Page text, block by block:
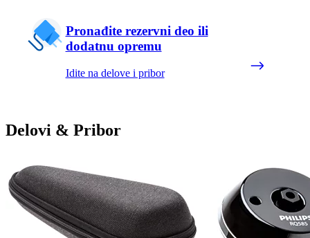
Pronađite rezervni deo ili
dodatnu opremu
Idite na delove i pribor
Delovi & Pribor